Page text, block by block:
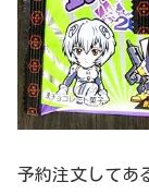
予約注文してあ